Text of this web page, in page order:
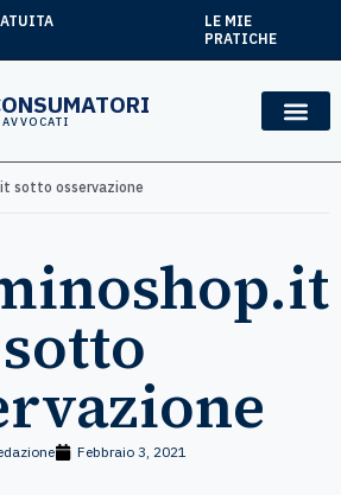
LE MIE
PRATICHE
sotto osservazione
sotto
Febbraio 3, 2021